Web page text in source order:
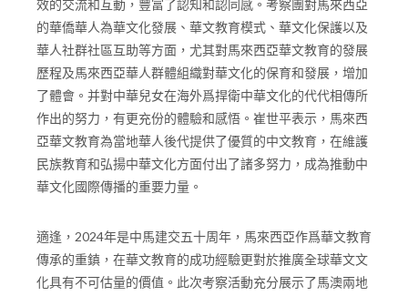
面交流，與馬來西亞華社研究中心詹緣端主任會面。通過有
效的交流和互動，豐富了認知和認同感。考察團對馬來西亞
的華僑華人為華文化發展、華文教育模式、華文化保護以及
華人社群社區互助等方面，尤其對馬來西亞華文教育的發展
歷程及馬來西亞華人群體組織對華文化的保育和發展，增加
了體會。并對中華兒女在海外爲捍衛中華文化的代代相傳所
作出的努力，有更充份的體驗和感悟。崔世平表示，馬來西
亞華文教育為當地華人後代提供了優質的中文教育，在維護
民族教育和弘揚中華文化方面付出了諸多努力，成為推動中
適逢，2024年是中馬建交五十周年，馬來西亞作爲華文教育
傳承的重鎮，在華文教育的成功經驗更對於推廣全球華文文